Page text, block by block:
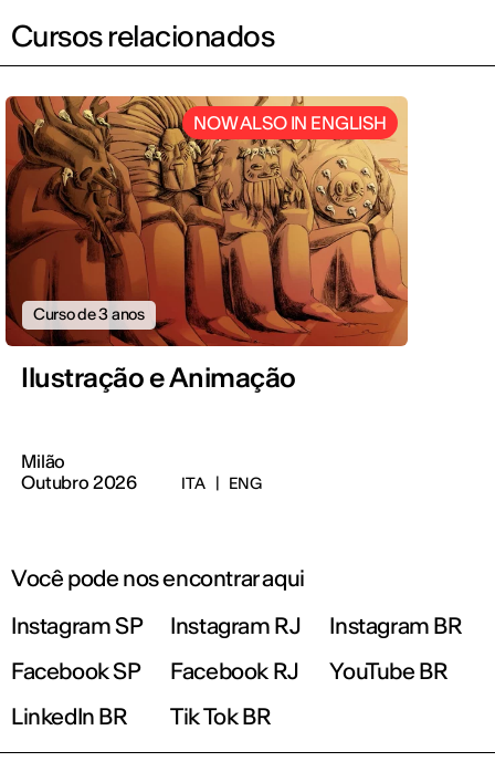
Cursos relacionados
NOW ALSO IN ENGLISH
Curso de 3 anos
Ilustração e Animação
Milão
Outubro 2026
ITA | ENG
Você pode nos encontrar aqui
Instagram SP
Instagram RJ
Instagram BR
Facebook SP
Facebook RJ
YouTube BR
LinkedIn BR
Tik Tok BR